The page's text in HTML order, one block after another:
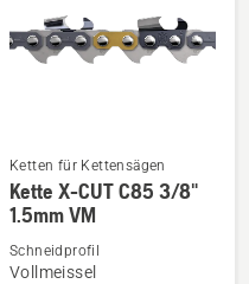
anzeigen
Mehr
Details
Kette
Ketten für Kettensägen
Kette X-CUT C85 3/8"
1.5mm VM
Schneidprofil
Vollmeissel